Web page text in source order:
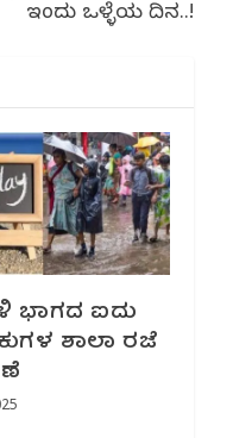
ಇಂದು ಒಳ್ಳೆಯ ದಿನ..!
ಭಾಗದ ಐದು
ಶಾಲಾ ರಜೆ